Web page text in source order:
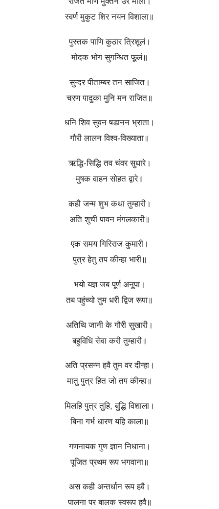
स्वर्ण मुकुट शिर नयन विशाला॥
पुस्तक पाणि कुठार त्रिशूलं।
मोदक भोग सुगन्धित फूलं॥
सुन्दर पीताम्बर तन साजित।
चरण पादुका मुनि मन राजित॥
धनि शिव सुवन षडानन भ्राता।
गौरी लालन विश्व-विख्याता॥
ऋद्धि-सिद्धि तव चंवर सुधारे।
मुषक वाहन सोहत द्वारे॥
कहौ जन्म शुभ कथा तुम्हारी।
अति शुची पावन मंगलकारी॥
एक समय गिरिराज कुमारी।
पुत्र हेतु तप कीन्हा भारी॥
भयो यज्ञ जब पूर्ण अनूपा।
तब पहुंच्यो तुम धरी द्विज रूपा॥
अतिथि जानी के गौरी सुखारी।
बहुविधि सेवा करी तुम्हारी॥
अति प्रसन्न हवै तुम वर दीन्हा।
मातु पुत्र हित जो तप कीन्हा॥
मिलहि पुत्र तुहि, बुद्धि विशाला।
बिना गर्भ धारण यहि काला॥
गणनायक गुण ज्ञान निधाना।
पूजित प्रथम रूप भगवाना॥
अस कही अन्तर्धान रूप हवै।
पालना पर बालक स्वरूप हवै॥